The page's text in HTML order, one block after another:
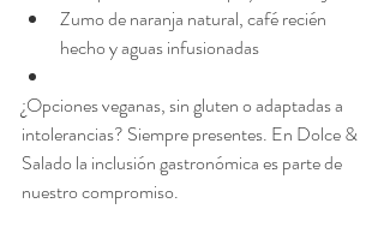
Zumo de naranja natural, café recién
hecho y aguas infusionadas
¿Opciones veganas, sin gluten o adaptadas a
intolerancias? Siempre presentes. En Dolce &
Salado la inclusión gastronómica es parte de
nuestro compromiso.